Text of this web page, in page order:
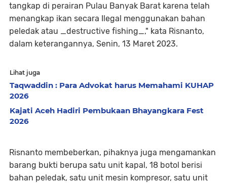
tangkap di perairan Pulau Banyak Barat karena telah
menangkap ikan secara Ilegal menggunakan bahan
peledak atau _destructive fishing_," kata Risnanto,
dalam keterangannya, Senin, 13 Maret 2023.
Lihat juga
Taqwaddin : Para Advokat harus Memahami KUHAP
2026
Kajati Aceh Hadiri Pembukaan Bhayangkara Fest
2026
Risnanto membeberkan, pihaknya juga mengamankan
barang bukti berupa satu unit kapal, 18 botol berisi
bahan peledak, satu unit mesin kompresor, satu unit